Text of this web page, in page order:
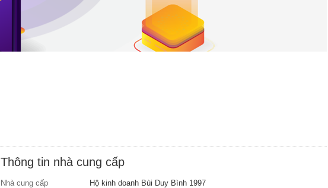
Thông tin nhà cung cấp
Nhà cung cấp
Hộ kinh doanh Bùi Duy Bình 1997